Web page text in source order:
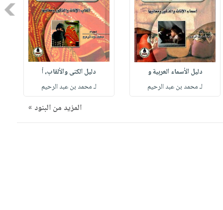
دليل الأسماء العربية و
لـ محمد بن عبد الرحيم
دليل الكنى والألقاب، أ
لـ محمد بن عبد الرحيم
المزيد من البنود »